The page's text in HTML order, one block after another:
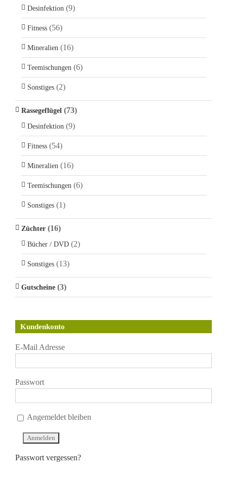
Desinfektion (9)
Fitness (56)
Mineralien (16)
Teemischungen (6)
Sonstiges (2)
Rassegeflügel (73)
Desinfektion (9)
Fitness (54)
Mineralien (16)
Teemischungen (6)
Sonstiges (1)
Züchter (16)
Bücher / DVD (2)
Sonstiges (13)
Gutscheine (3)
Kundenkonto
E-Mail Adresse
Passwort
Angemeldet bleiben
Passwort vergessen?